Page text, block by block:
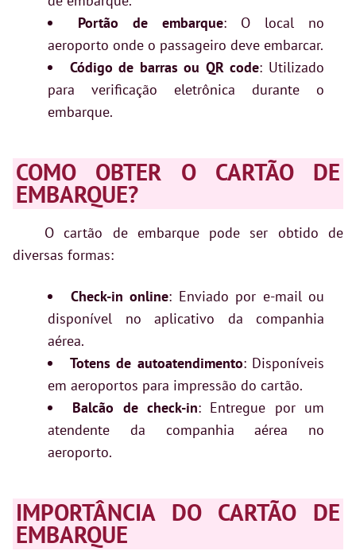
Portão de embarque: O local no
aeroporto onde o passageiro deve embarcar.
Código de barras ou QR code: Utilizado
para verificação eletrônica durante o
embarque.
COMO OBTER O CARTÃO DE
EMBARQUE?
O cartão de embarque pode ser obtido de
diversas formas:
Check-in online: Enviado por e-mail ou
disponível no aplicativo da companhia
aérea.
Totens de autoatendimento: Disponíveis
em aeroportos para impressão do cartão.
Balcão de check-in: Entregue por um
atendente da companhia aérea no
aeroporto.
IMPORTÂNCIA DO CARTÃO DE
EMBARQUE